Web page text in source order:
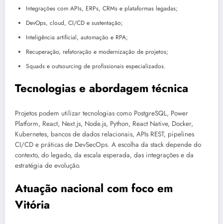
Integrações com APIs, ERPs, CRMs e plataformas legadas;
DevOps, cloud, CI/CD e sustentação;
Inteligência artificial, automação e RPA;
Recuperação, refatoração e modernização de projetos;
Squads e outsourcing de profissionais especializados.
Tecnologias e abordagem técnica
Projetos podem utilizar tecnologias como PostgreSQL, Power
Platform, React, Next.js, Node.js, Python, React Native, Docker,
Kubernetes, bancos de dados relacionais, APIs REST, pipelines
CI/CD e práticas de DevSecOps. A escolha da stack depende do
contexto, do legado, da escala esperada, das integrações e da
estratégia de evolução.
Atuação nacional com foco em
Vitória